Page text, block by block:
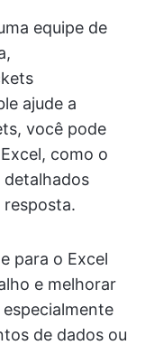
equipe de
ajude a
você pode
como o
detalhados
para o Excel
e melhorar
de dados ou